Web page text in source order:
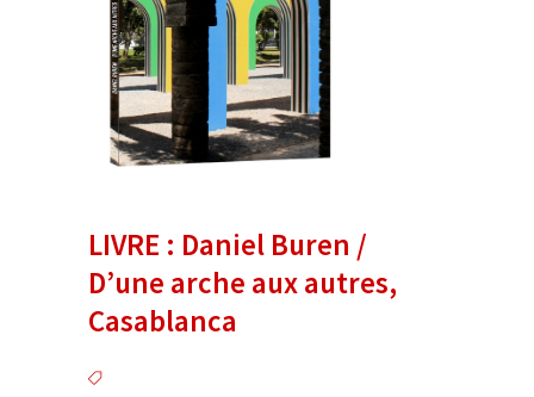
LIVRE : Daniel Buren /
D’une arche aux autres,
Casablanca